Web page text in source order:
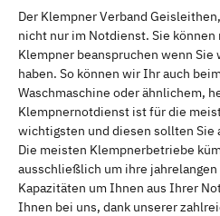
Der Klempner Verband
nicht nur im Notdienst. Sie können
Klempner beanspruchen wenn
haben. So können wir Ihr auch
Waschmaschine oder ähnlichem,
Klempnernotdienst ist für die
wichtigsten und diesen sollten Sie
Die meisten Klempnerbetriebe
ausschließlich um ihre jahrelangen
Kapazitäten um Ihnen aus Ihrer
Ihnen bei uns, dank unserer